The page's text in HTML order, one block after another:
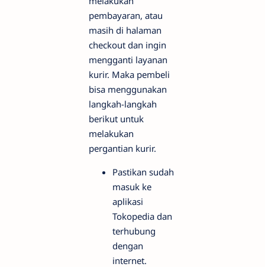
pembayaran, atau
masih di halaman
checkout dan ingin
mengganti layanan
kurir. Maka pembeli
bisa menggunakan
langkah-langkah
berikut untuk
melakukan
pergantian kurir.
Pastikan sudah
masuk ke
aplikasi
Tokopedia dan
terhubung
dengan
internet.